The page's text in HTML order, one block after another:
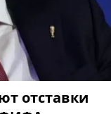
отставки